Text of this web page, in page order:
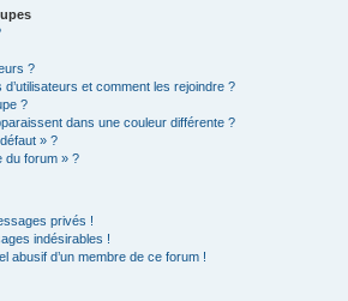
?
et comment les rejoindre ?
?
dans une couleur différente ?
» ?
du forum » ?
privés !
indésirables !
abusif d’un membre de ce forum !